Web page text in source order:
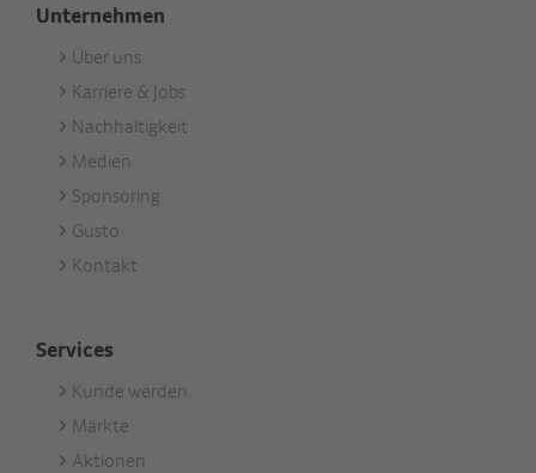
Unternehmen
Footer
Unternehmen
Über uns
Karriere & Jobs
Nachhaltigkeit
Medien
Sponsoring
Gusto
Kontakt
Services
Footer
Services
Kunde werden
Märkte
Aktionen